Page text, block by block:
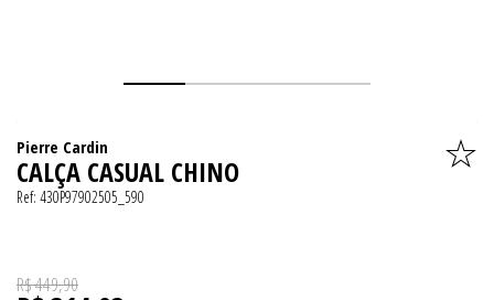
Pierre Cardin
CALÇA CASUAL CHINO
Ref: 430P97902505_590
R$ 449,90